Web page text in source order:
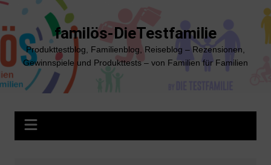
Zum
springen
familös-DieTestfamilie
Produkttestblog, Familienblog, Reiseblog – Rezensionen,
Gewinnspiele und Produkttests – von Familien für Familien